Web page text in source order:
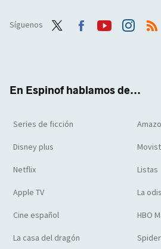
Síguenos
En Espinof hablamos de...
Series de ficción
Disney plus
Netflix Listas
Apple TV La
Cine español HBO
La casa del dragón